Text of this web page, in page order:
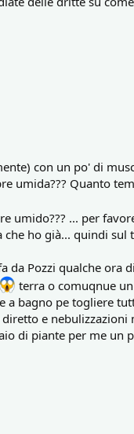
con un po' di
umida??? Quanto
umido??? ... per
ho già... quindi
Pozzi qualche ora
terra o comuqnue
bagno pe togliere
e
di piante per me un